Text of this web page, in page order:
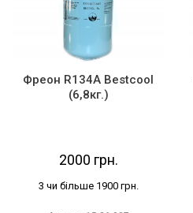
Фреон R134А Bestcool
(6,8кг.)
2000 грн.
3 чи більше 1900 грн.